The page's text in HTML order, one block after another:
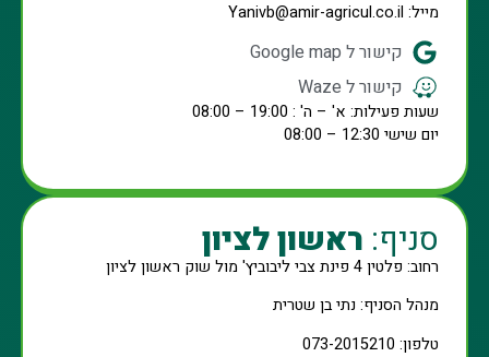
מייל: Yanivb@amir-agricul.co.il
קישור ל Google map
קישור ל Waze
שעות פעילות: א' – ה' : 19:00 – 08:00
יום שישי 12:30 – 08:00
סניף: ראשון לציון
רחוב: פלטין 4 פינת צבי ליבוביץ' מול שוק ראשון לציון
מנהל הסניף: נתי בן שטרית
טלפון: 073-2015210